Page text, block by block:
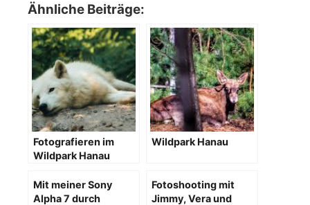
Ähnliche Beiträge:
Fotografieren im
Wildpark Hanau
Wildpark Hanau
Mit meiner Sony
Alpha 7 durch
Fotoshooting mit
Jimmy, Vera und